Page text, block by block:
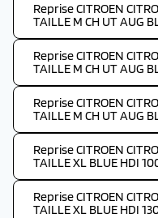
Reprise CITROEN
TAILLE M CH UT AUG
Reprise CITROEN
TAILLE M CH UT AUG
Reprise CITROEN
TAILLE M CH UT AUG
Reprise CITROEN
TAILLE XL BLUE HDI
Reprise CITROEN
TAILLE XL BLUE HDI